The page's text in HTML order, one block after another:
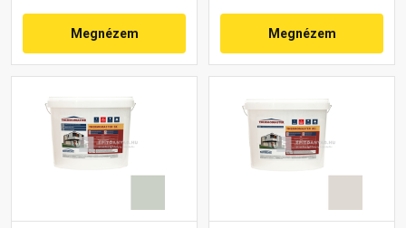
Megnézem Megnézem